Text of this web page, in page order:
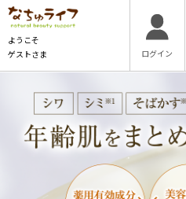
ようこそ
ゲストさま
ログイン